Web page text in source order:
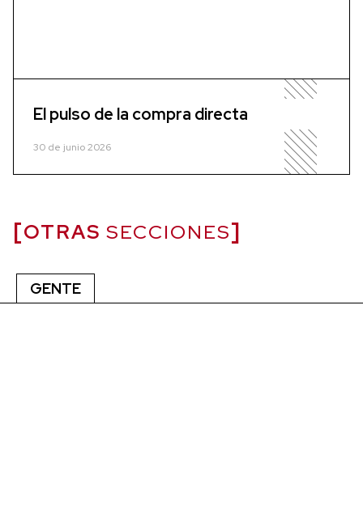
El pulso de la compra directa
30 de junio 2026
OTRAS SECCIONES
GENTE